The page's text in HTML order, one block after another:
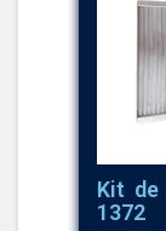
Kit de
1372